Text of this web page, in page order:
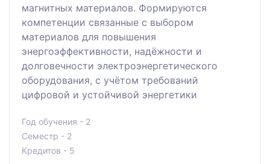
магнитных материалов. Формируются
компетенции связанные с выбором
материалов для повышения
энергоэффективности, надёжности и
долговечности электроэнергетического
оборудования, с учётом требований
цифровой и устойчивой энергетики
Год обучения - 2
Семестр - 2
Кредитов - 5